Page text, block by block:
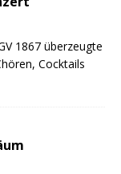
1867 überzeugte
Cocktails